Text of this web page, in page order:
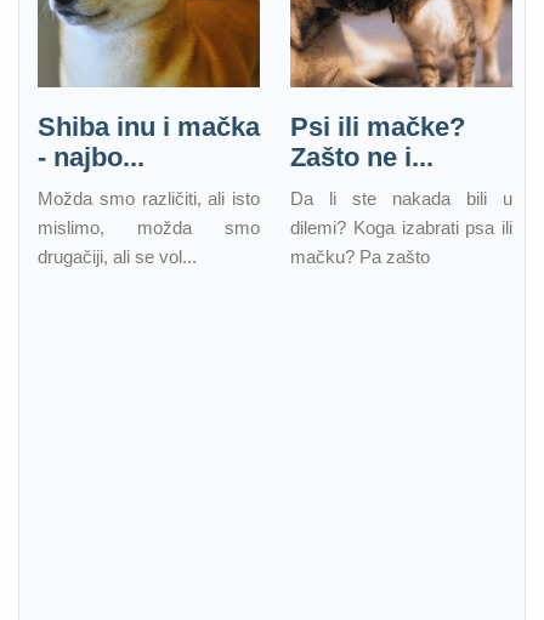
Shiba inu i mačka
- najbo...
Možda smo različiti, ali isto
mislimo, možda smo
drugačiji, ali se vol...
Psi ili mačke?
Zašto ne i...
Da li ste nakada bili u
dilemi? Koga izabrati psa ili
mačku? Pa zašto